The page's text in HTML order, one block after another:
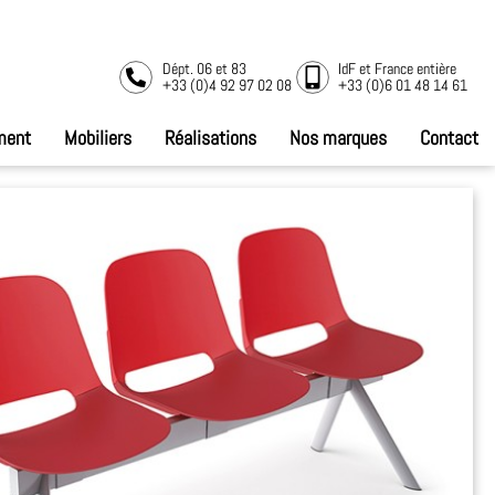
Dépt. 06 et 83
+33 (0)4 92 97 02 08
IdF et France entière
+33 (0)6 01 48 14 61
Mobiliers Réalisations Nos marques Contact